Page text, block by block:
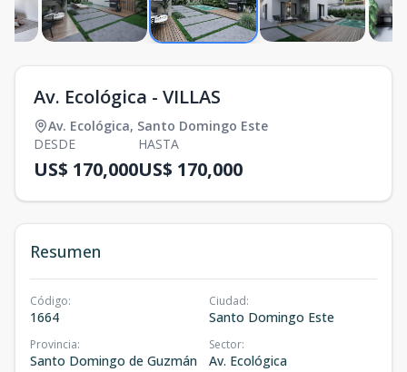
Av. Ecológica - VILLAS
Av. Ecológica, Santo Domingo Este
DESDE
US$ 170,000
HASTA
US$ 170,000
Resumen
Código:
1664
Ciudad:
Santo Domingo Este
Provincia:
Santo Domingo de Guzmán
Sector:
Av. Ecológica